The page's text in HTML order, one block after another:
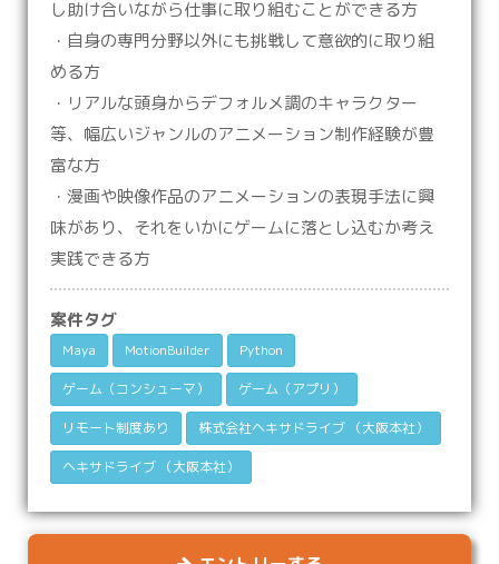
し助け合いながら仕事に取り組むことができる方
・自身の専門分野以外にも挑戦して意欲的に取り組
める方
・リアルな頭身からデフォルメ調のキャラクター
等、幅広いジャンルのアニメーション制作経験が豊
富な方
・漫画や映像作品のアニメーションの表現手法に興
味があり、それをいかにゲームに落とし込むか考え
実践できる方
案件タグ
Maya MotionBuilder Python
ゲーム（コンシューマ） ゲーム（アプリ）
リモート制度あり 株式会社ヘキサドライブ （大阪本社）
ヘキサドライブ （大阪本社）